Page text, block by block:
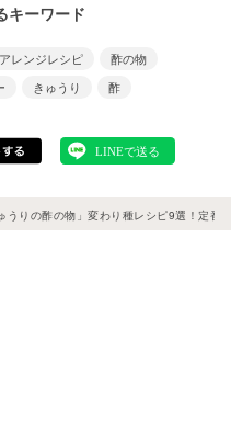
キーワード
アレンジレシピ
酢の物
きゅうり 酢
うりの酢の物」変わり種レシピ9選！定番